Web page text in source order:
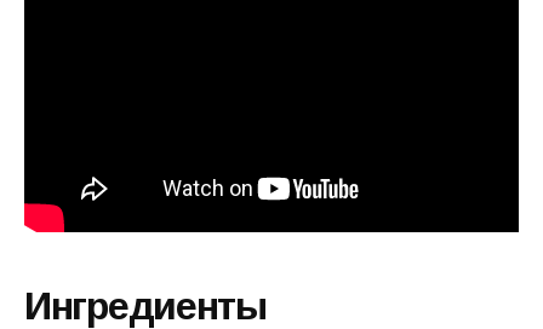
Ингредиенты